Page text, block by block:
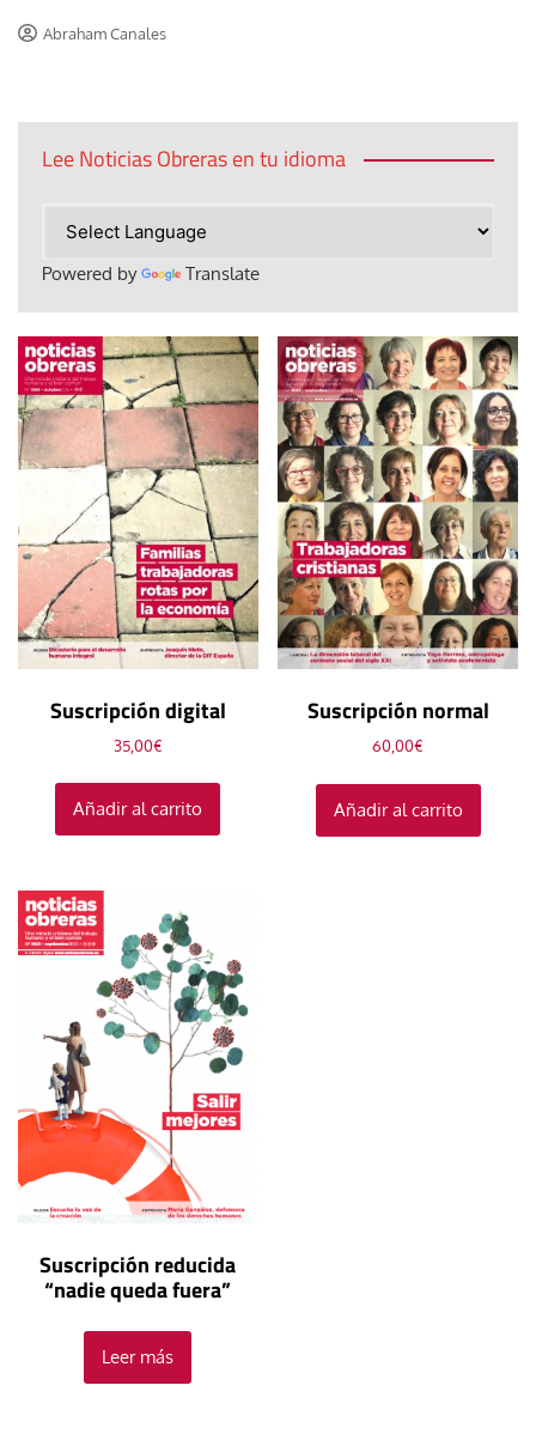
Abraham Canales
Lee Noticias Obreras en tu idioma
Powered by Translate
Suscripción digital
35,00€
Añadir al carrito
Suscripción normal
60,00€
Añadir al carrito
Suscripción reducida
“nadie queda fuera”
Leer más